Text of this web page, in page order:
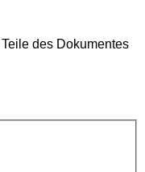
des Dokumentes